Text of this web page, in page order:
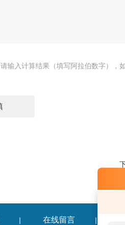
请输入计算结果（填写阿拉伯数字），
| 在线留言 |